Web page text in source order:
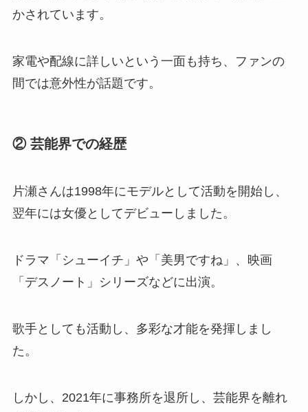
かされています。
家電や配線に詳しいという一面も持ち、ファンの
間では意外性が話題です。
② 芸能界での経歴
片瀬さんは1998年にモデルとして活動を開始し、
翌年には女優としてデビューしました。
ドラマ「シューイチ」や「美男ですね」、映画
「デスノート」シリーズなどに出演。
歌手としても活動し、多彩な才能を発揮しまし
た。
しかし、2021年に事務所を退所し、芸能界を離れ